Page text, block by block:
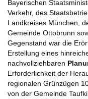
Bayerischen
Verkehr, des
Landkreises München,
Gemeinde Ottobrunn
Gegenstand war die
Erstellung eines
nachvollziehbaren
Erforderlichkeit der
regionalen Grünzügen
von der Gemeinde